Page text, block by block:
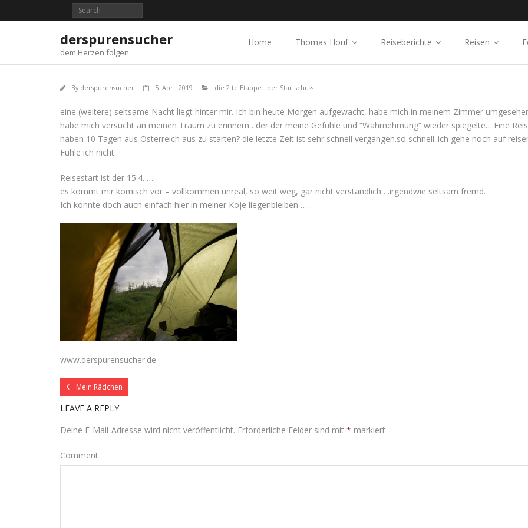
derspurensucher
dem Herzen folgen
Home Thomas Houf Reiseberichte Reisen
By derspurensucher 5. April 2019 die 2 te Etappe...der Startschuss
eine (weitere) seltsame Nacht liegt hinter mir. Ich bin heute Morgen aufgewacht, habe mich in meinem Zimmer
habe mich versucht an meinen Traum zu erinnern…der der meine Gefühle und “Wahrnehmung” wieder spiegelte….Eine
haben 10 Tagen aus Österreich aus zu starten? die letzte Zeit ist sehr schnell vergangen.so schnell..ich gehe noch auf
Fühle ich nicht.
Reisestart ist der 15.4. ….
es kommt mir komisch vor – vollkommen unreal, so weit weg, gar nicht verständlich….irgendwie seltsam fremd.
Ich könnte doch auch einfach hier in meiner Koje liegenbleiben ….
www.derspurensucher.de
Mein Rädchen
LEAVE A REPLY
Deine E-Mail-Adresse wird nicht veröffentlicht. Erforderliche Felder sind mit * markiert
Comment